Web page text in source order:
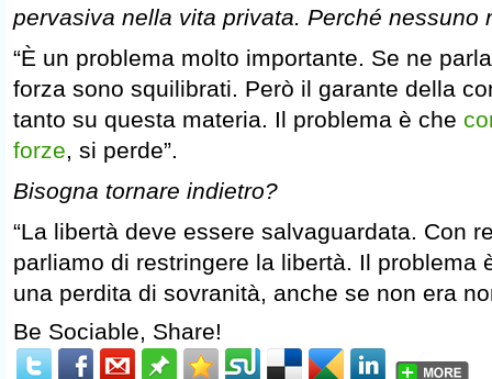
pervasiva nella vita privata. Perché nessuno
“È un problema molto importante. Se ne
forza sono squilibrati. Però il garante della
tanto su questa materia. Il problema è che
forze, si perde”.
Bisogna tornare indietro?
“La libertà deve essere salvaguardata. Con
parliamo di restringere la libertà. Il problema
una perdita di sovranità, anche se non era
Be Sociable, Share!